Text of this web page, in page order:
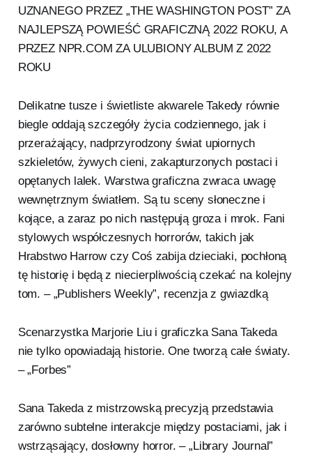
UZNANEGO PRZEZ „THE WASHINGTON POST” ZA
NAJLEPSZĄ POWIEŚĆ GRAFICZNĄ 2022 ROKU, A
PRZEZ NPR.COM ZA ULUBIONY ALBUM Z 2022
ROKU
Delikatne tusze i świetliste akwarele Takedy równie
biegle oddają szczegóły życia codziennego, jak i
przerażający, nadprzyrodzony świat upiornych
szkieletów, żywych cieni, zakapturzonych postaci i
opętanych lalek. Warstwa graficzna zwraca uwagę
wewnętrznym światłem. Są tu sceny słoneczne i
kojące, a zaraz po nich następują groza i mrok. Fani
stylowych współczesnych horrorów, takich jak
Hrabstwo Harrow czy Coś zabija dzieciaki, pochłoną
tę historię i będą z niecierpliwością czekać na kolejny
tom. – „Publishers Weekly”, recenzja z gwiazdką
Scenarzystka Marjorie Liu i graficzka Sana Takeda
nie tylko opowiadają historie. One tworzą całe światy.
– „Forbes”
Sana Takeda z mistrzowską precyzją przedstawia
zarówno subtelne interakcje między postaciami, jak i
wstrząsający, dosłowny horror. – „Library Journal”